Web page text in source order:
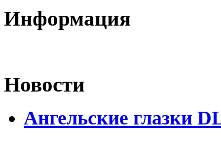
Информация
Новости
Ангельские глазки